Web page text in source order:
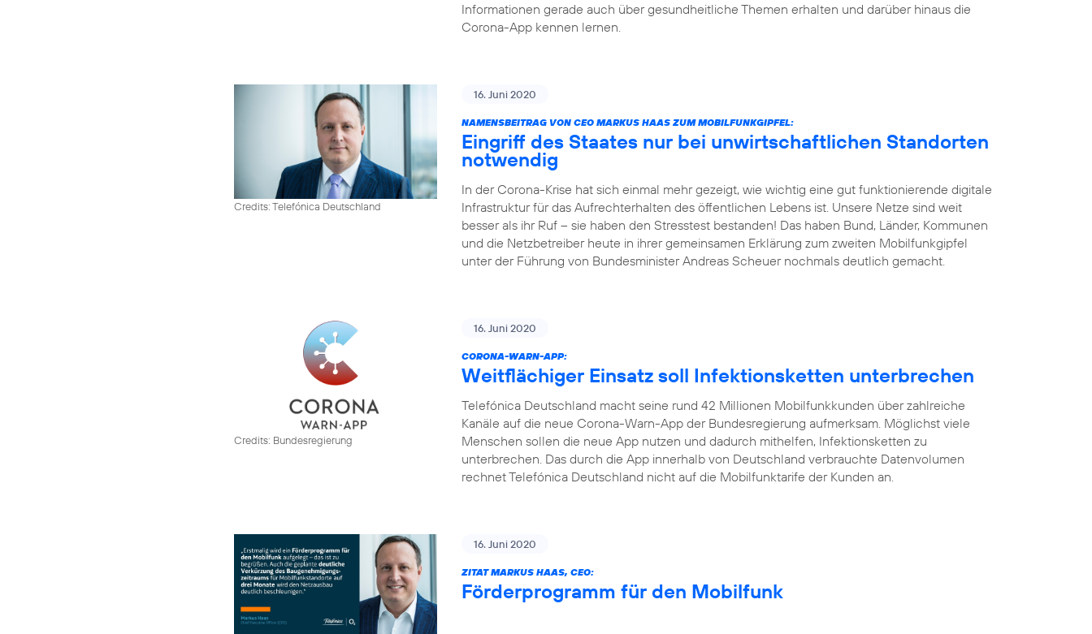
Informationen gerade auch über gesundheitliche Themen erhalten und darüber hinaus die
Corona-App kennen lernen.
Credits: Telefónica Deutschland
16. Juni 2020
NAMENSBEITRAG VON CEO MARKUS HAAS ZUM MOBILFUNKGIPFEL:
Eingriff des Staates nur bei unwirtschaftlichen Standorten
notwendig
In der Corona-Krise hat sich einmal mehr gezeigt, wie wichtig eine gut funktionierende digitale
Infrastruktur für das Aufrechterhalten des öffentlichen Lebens ist. Unsere Netze sind weit
besser als ihr Ruf – sie haben den Stresstest bestanden! Das haben Bund, Länder, Kommunen
und die Netzbetreiber heute in ihrer gemeinsamen Erklärung zum zweiten Mobilfunkgipfel
unter der Führung von Bundesminister Andreas Scheuer nochmals deutlich gemacht.
Credits: Bundesregierung
16. Juni 2020
CORONA-WARN-APP:
Weitflächiger Einsatz soll Infektionsketten unterbrechen
Telefónica Deutschland macht seine rund 42 Millionen Mobilfunkkunden über zahlreiche
Kanäle auf die neue Corona-Warn-App der Bundesregierung aufmerksam. Möglichst viele
Menschen sollen die neue App nutzen und dadurch mithelfen, Infektionsketten zu
unterbrechen. Das durch die App innerhalb von Deutschland verbrauchte Datenvolumen
rechnet Telefónica Deutschland nicht auf die Mobilfunktarife der Kunden an.
16. Juni 2020
ZITAT MARKUS HAAS, CEO:
Förderprogramm für den Mobilfunk